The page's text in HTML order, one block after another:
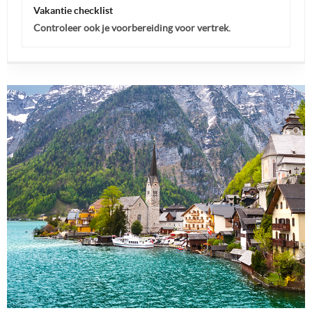
Vakantie checklist
Controleer ook je voorbereiding voor vertrek.